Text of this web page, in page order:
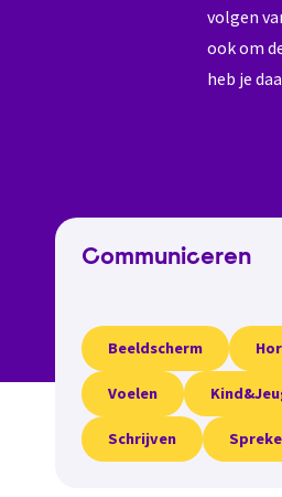
volgen
ook om
heb je
Communiceren
Beeldscherm
Voelen
Schrijven